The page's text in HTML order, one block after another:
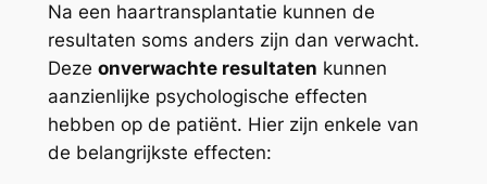
Na een haartransplantatie kunnen de
resultaten soms anders zijn dan verwacht.
Deze onverwachte resultaten kunnen
aanzienlijke psychologische effecten
hebben op de patiënt. Hier zijn enkele van
de belangrijkste effecten: